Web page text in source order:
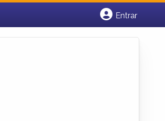
Entrar